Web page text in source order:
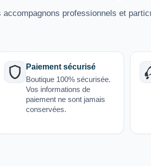
accompagnons professionnels et
Paiement sécurisé
Boutique 100% sécurisée.
Vos informations de
paiement ne sont jamais
conservées.